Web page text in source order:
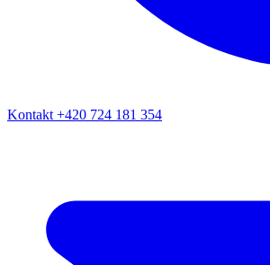
Kontakt +420 724 181 354